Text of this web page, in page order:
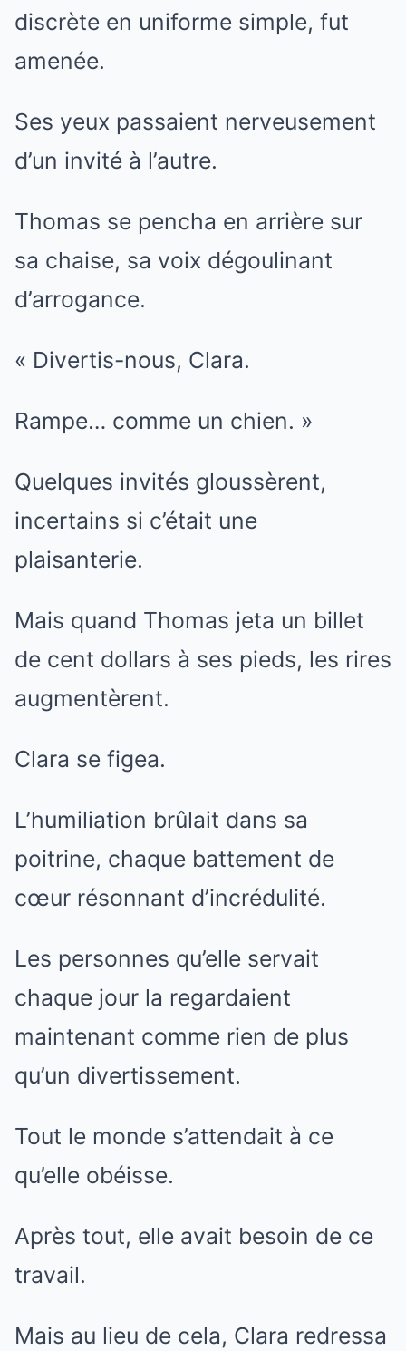
discrète en uniforme simple, fut
amenée.
Ses yeux passaient nerveusement
d’un invité à l’autre.
Thomas se pencha en arrière sur
sa chaise, sa voix dégoulinant
d’arrogance.
« Divertis-nous, Clara.
Rampe… comme un chien. »
Quelques invités gloussèrent,
incertains si c’était une
plaisanterie.
Mais quand Thomas jeta un billet
de cent dollars à ses pieds, les rires
augmentèrent.
Clara se figea.
L’humiliation brûlait dans sa
poitrine, chaque battement de
cœur résonnant d’incrédulité.
Les personnes qu’elle servait
chaque jour la regardaient
maintenant comme rien de plus
qu’un divertissement.
Tout le monde s’attendait à ce
qu’elle obéisse.
Après tout, elle avait besoin de ce
travail.
Mais au lieu de cela, Clara redressa